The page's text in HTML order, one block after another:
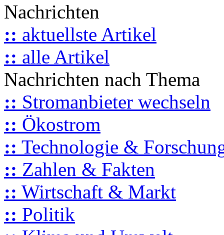
Nachrichten
:: aktuellste Artikel
:: alle Artikel
Nachrichten nach Thema
:: Stromanbieter wechseln
:: Ökostrom
:: Technologie &
:: Zahlen & Fakten
:: Wirtschaft & Markt
:: Politik